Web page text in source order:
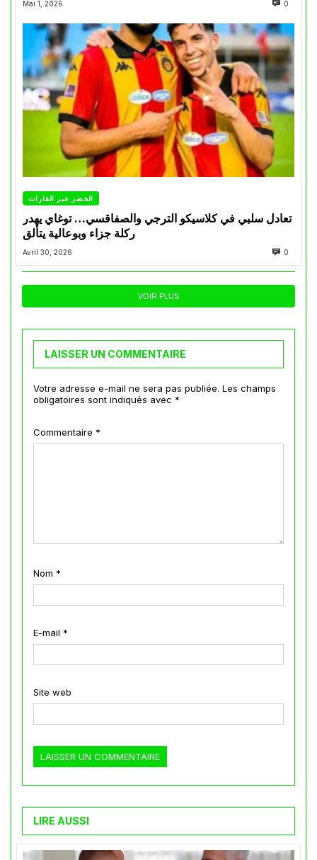
Mai 1, 2026 0
الخضر عبر القارات
تعادل سلبي في كلاسيكو الترجي والصفاقسي… توغاي يهدر
ركلة جزاء وبوعالية يتألق
Avril 30, 2026 0
VOIR PLUS
LAISSER UN COMMENTAIRE
Votre adresse e-mail ne sera pas publiée. Les champs
obligatoires sont indiqués avec *
Commentaire *
Nom *
E-mail *
Site web
LIRE AUSSI